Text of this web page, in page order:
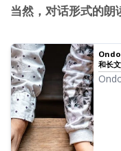
当然，对话形式的朗
和长